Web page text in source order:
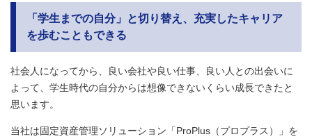
「学生までの自分」と切り替え、充実したキャリア
を歩むこともできる
社会人になってから、良い会社や良い仕事、良い人との出会いに
よって、学生時代の自分からは想像できないくらい成長できたと
思います。
当社は固定資産管理ソリューション「ProPlus（プロプラス）」を